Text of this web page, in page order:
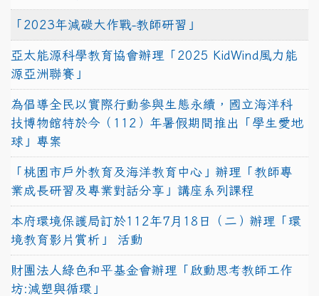
「2023年減碳大作戰-教師研習」
亞太能源科學教育協會辦理「2025 KidWind風力能
源亞洲聯賽」
為倡導全民以實際行動參與生態永續，國立海洋科
技博物館特於今（112）年暑假期間推出「學生愛地
球」專案
「桃園市戶外教育及海洋教育中心」辦理「教師專
業成長研習及專業對話分享」講座系列課程
本府環境保護局訂於112年7月18日（二）辦理「環
境教育影片賞析」 活動
財團法人綠色和平基金會辦理「啟動思考教師工作
坊:減塑與循環」